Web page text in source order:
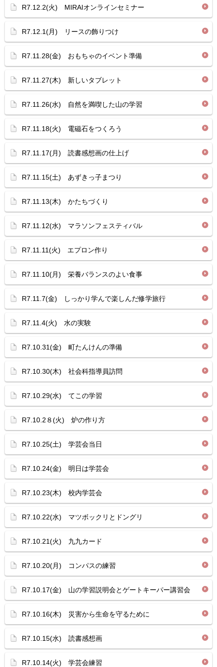
R7.12.2(火) MIRAIオンラインセミナー
R7.12.1(月) リースの飾りつけ
R7.11.28(金) おもちゃのイベント準備
R7.11.27(木) 新しいタブレット
R7.11.26(水) 自然を満喫した山の学習
R7.11.18(火) 電磁石をつくろう
R7.11.17(月) 読書感想画の仕上げ
R7.11.15(土) あずきっ子まつり
R7.11.13(木) かたちづくり
R7.11.12(水) マラソンフェスティバル
R7.11.11(火) エプロン作り
R7.11.10(月) 栄養バランスのよい食事
R7.11.7(金) しっかり学んで楽しんだ修学旅行
R7.11.4(火) 水の実験
R7.10.31(金) 町たんけんの準備
R7.10.30(木) 社会科指導員訪問
R7.10.29(水) てこの学習
R7.10.2８(火) 炉の作り方
R7.10.25(土) 学芸会当日
R7.10.24(金) 明日は学芸会
R7.10.23(木) 校内学芸会
R7.10.22(水) マツボックリとドングリ
R7.10.21(火) 九九カード
R7.10.20(月) コンパスの練習
R7.10.17(金) 山の学習説明会とゲートキーパー講習会
R7.10.16(木) 災害から生命を守るために
R7.10.15(水) 読書感想画
R7.10.14(火) 学芸会練習